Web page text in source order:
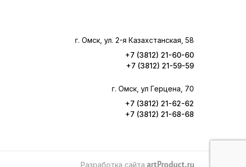
г. Омск, ул. 2-я Казахстанская, 58
+7 (3812) 21-60-60
+7 (3812) 21-59-59
г. Омск, ул Герцена, 70
+7 (3812) 21-62-62
+7 (3812) 21-68-68
Разработка сайта